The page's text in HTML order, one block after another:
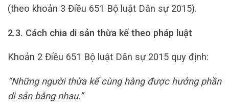
(theo khoản 3 Điều 651 Bộ luật Dân sự 2015).
2.3. Cách chia di sản thừa kế theo pháp luật
Khoản 2 Điều 651 Bộ luật Dân sự 2015 quy định:
“Những người thừa kế cùng hàng được hưởng phần
di sản bằng nhau.”